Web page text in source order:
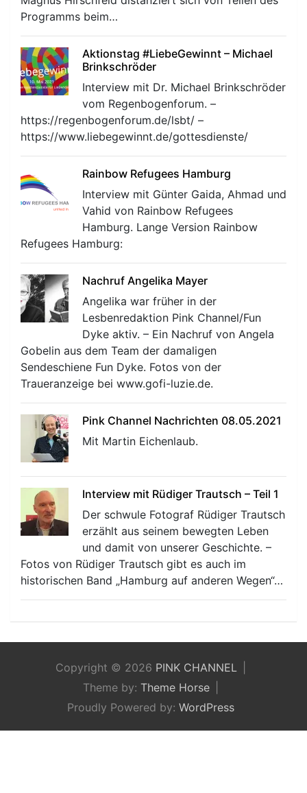
Programms beim…
Aktionstag #LiebeGewinnt – Michael
Brinkschröder
Interview mit Dr. Michael Brinkschröder
vom Regenbogenforum. –
https://regenbogenforum.de/lsbt/ –
https://www.liebegewinnt.de/gottesdienste/
Rainbow Refugees Hamburg
Interview mit Günter Gaida, Ahmad und
Vahid von Rainbow Refugees
Hamburg. Lange Version Rainbow
Refugees Hamburg:
Nachruf Angelika Mayer
Angelika war früher in der
Lesbenredaktion Pink Channel/Fun
Dyke aktiv. – Ein Nachruf von Angela
Gobelin aus dem Team der damaligen
Sendeschiene Fun Dyke. Fotos von der
Traueranzeige bei www.gofi-luzie.de.
Pink Channel Nachrichten 08.05.2021
Mit Martin Eichenlaub.
Interview mit Rüdiger Trautsch – Teil 1
Der schwule Fotograf Rüdiger Trautsch
erzählt aus seinem bewegten Leben
und damit von unserer Geschichte. –
Fotos von Rüdiger Trautsch gibt es auch im
historischen Band „Hamburg auf anderen Wegen“…
Copyright © 2026 PINK CHANNEL
Theme by: Theme Horse
Proudly Powered by: WordPress